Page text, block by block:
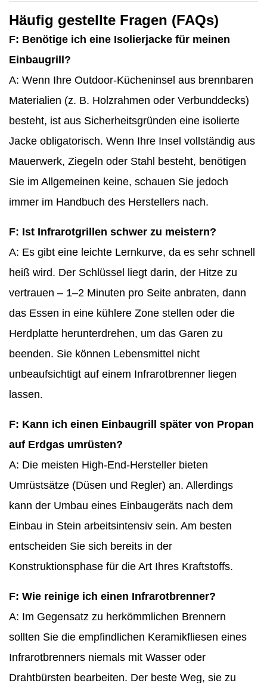
Häufig gestellte Fragen (FAQs)
F: Benötige ich eine Isolierjacke für meinen
Einbaugrill?
A: Wenn Ihre Outdoor-Kücheninsel aus brennbaren
Materialien (z. B. Holzrahmen oder Verbunddecks)
besteht, ist aus Sicherheitsgründen eine isolierte
Jacke obligatorisch. Wenn Ihre Insel vollständig aus
Mauerwerk, Ziegeln oder Stahl besteht, benötigen
Sie im Allgemeinen keine, schauen Sie jedoch
immer im Handbuch des Herstellers nach.
F: Ist Infrarotgrillen schwer zu meistern?
A: Es gibt eine leichte Lernkurve, da es sehr schnell
heiß wird. Der Schlüssel liegt darin, der Hitze zu
vertrauen – 1–2 Minuten pro Seite anbraten, dann
das Essen in eine kühlere Zone stellen oder die
Herdplatte herunterdrehen, um das Garen zu
beenden. Sie können Lebensmittel nicht
unbeaufsichtigt auf einem Infrarotbrenner liegen
lassen.
F: Kann ich einen Einbaugrill später von Propan
auf Erdgas umrüsten?
A: Die meisten High-End-Hersteller bieten
Umrüstsätze (Düsen und Regler) an. Allerdings
kann der Umbau eines Einbaugeräts nach dem
Einbau in Stein arbeitsintensiv sein. Am besten
entscheiden Sie sich bereits in der
Konstruktionsphase für die Art Ihres Kraftstoffs.
F: Wie reinige ich einen Infrarotbrenner?
A: Im Gegensatz zu herkömmlichen Brennern
sollten Sie die empfindlichen Keramikfliesen eines
Infrarotbrenners niemals mit Wasser oder
Drahtbürsten bearbeiten. Der beste Weg, sie zu